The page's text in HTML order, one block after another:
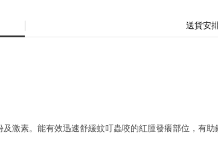
送貨安
激素。能有效迅速舒緩蚊叮蟲咬的紅腫發癢部位，有